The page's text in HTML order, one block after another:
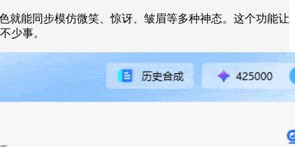
就能同步模仿微笑、惊讶、皱眉等多种神态。这个功能让
少事。